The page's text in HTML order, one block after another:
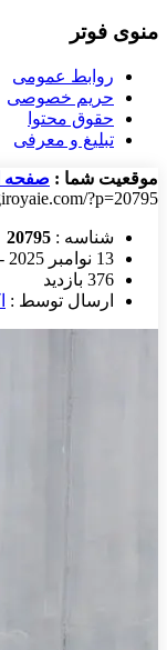
منوی فوتر
روابط عمومی
حریم خصوصی
حقوق محتوا
تبلیغ و معرفی
موقعیت شما : صفحه
?p=20795
شناسه : 20795
13 نوامبر 2025 - 9:10
376 بازدید
ارسال توسط :